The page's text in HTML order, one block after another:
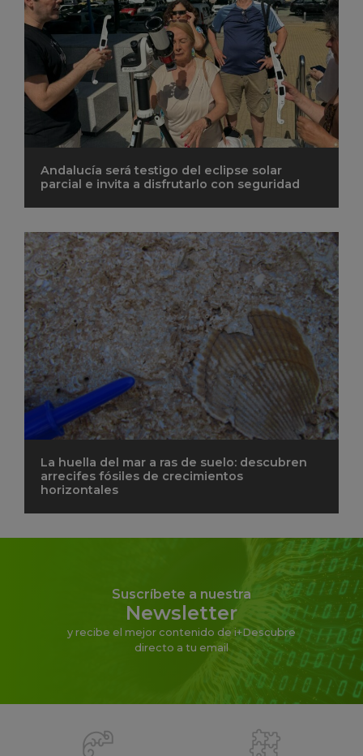
Andalucía será testigo del eclipse solar
parcial e invita a disfrutarlo con seguridad
La huella del mar a ras de suelo: descubren
arrecifes fósiles de crecimientos
horizontales
Suscríbete a nuestra
Newsletter
y recibe el mejor contenido de i+Descubre
directo a tu email